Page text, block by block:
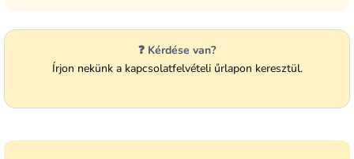
❓ Kérdése van?
Írjon nekünk a kapcsolatfelvételi űrlapon keresztül.